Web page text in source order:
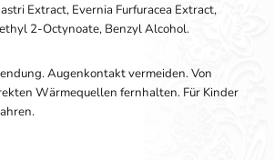
Extract, Evernia Furfuracea Extract,
2-Octynoate, Benzyl Alcohol.
Augenkontakt vermeiden. Von
Wärmequellen fernhalten. Für Kinder